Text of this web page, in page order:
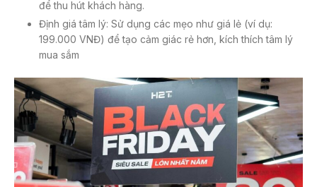
để thu hút khách hàng.
Định giá tâm lý: Sử dụng các mẹo như giá lẻ (ví dụ:
199.000 VNĐ) để tạo cảm giác rẻ hơn, kích thích tâm lý
mua sắm